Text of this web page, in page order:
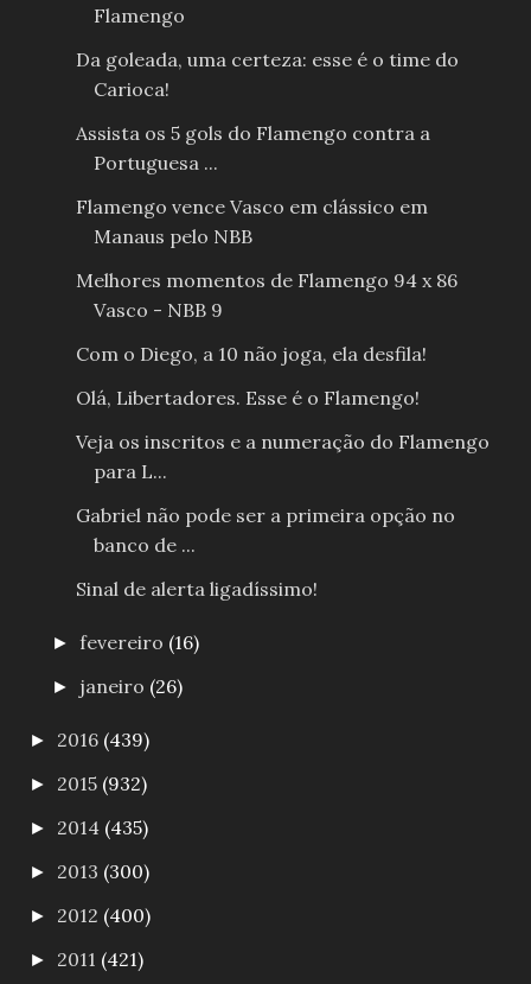
Flamengo
Da goleada, uma certeza: esse é o time do
Carioca!
Assista os 5 gols do Flamengo contra a
Portuguesa ...
Flamengo vence Vasco em clássico em
Manaus pelo NBB
Melhores momentos de Flamengo 94 x 86
Vasco - NBB 9
Com o Diego, a 10 não joga, ela desfila!
Olá, Libertadores. Esse é o Flamengo!
Veja os inscritos e a numeração do Flamengo
para L...
Gabriel não pode ser a primeira opção no
banco de ...
Sinal de alerta ligadíssimo!
►fevereiro (16)
► janeiro (26)
► 2016 (439)
► 2015 (932)
► 2014 (435)
► 2013 (300)
► 2012 (400)
► 2011 (421)